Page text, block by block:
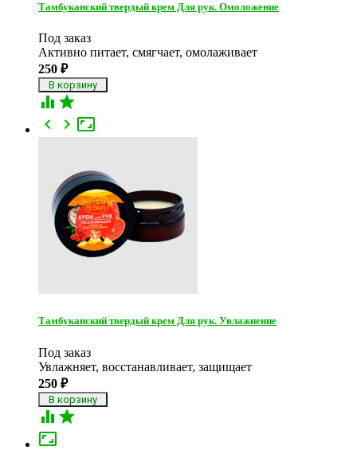
Тамбуканский твердый крем Для рук. Омоложение
Под заказ
Активно питает, смягчает, омолаживает
250 ₽
 

 
Тамбуканский твердый крем Для рук. Увлажнение
Под заказ
Увлажняет, восстанавливает, защищает
250 ₽
 
